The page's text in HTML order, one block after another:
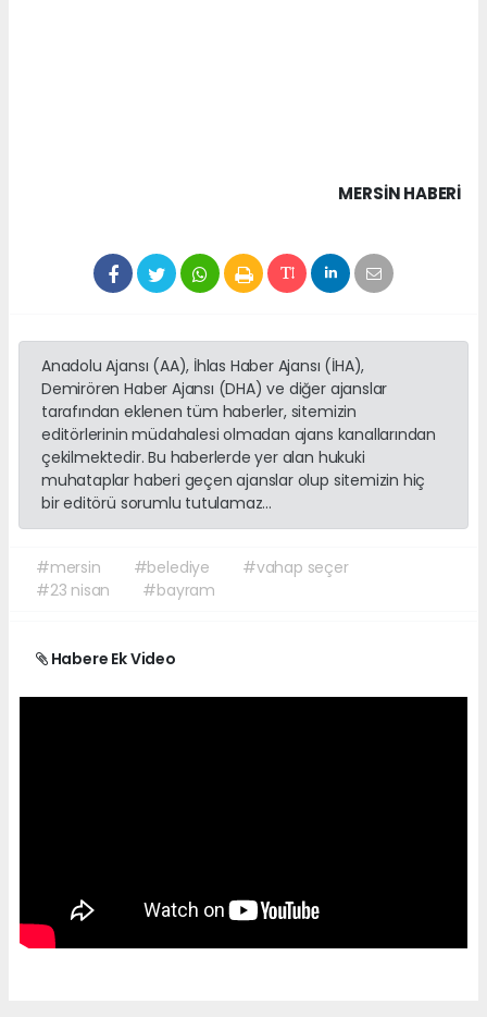
MERSIN HABERİ
Anadolu Ajansı (AA), İhlas Haber Ajansı (İHA),
Demirören Haber Ajansı (DHA) ve diğer ajanslar
tarafından eklenen tüm haberler, sitemizin
editörlerinin müdahalesi olmadan ajans kanallarından
çekilmektedir. Bu haberlerde yer alan hukuki
muhataplar haberi geçen ajanslar olup sitemizin hiç
bir editörü sorumlu tutulamaz...
#mersin #belediye
#vahap seçer
#23 nisan
#bayram
Habere Ek Video